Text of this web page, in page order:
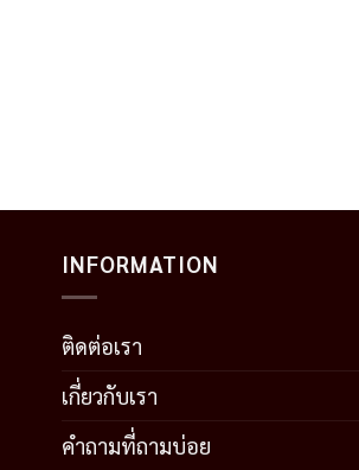
INFORMATION
ติดต่อเรา
เกี่ยวกับเรา
คำถามที่ถามบ่อย